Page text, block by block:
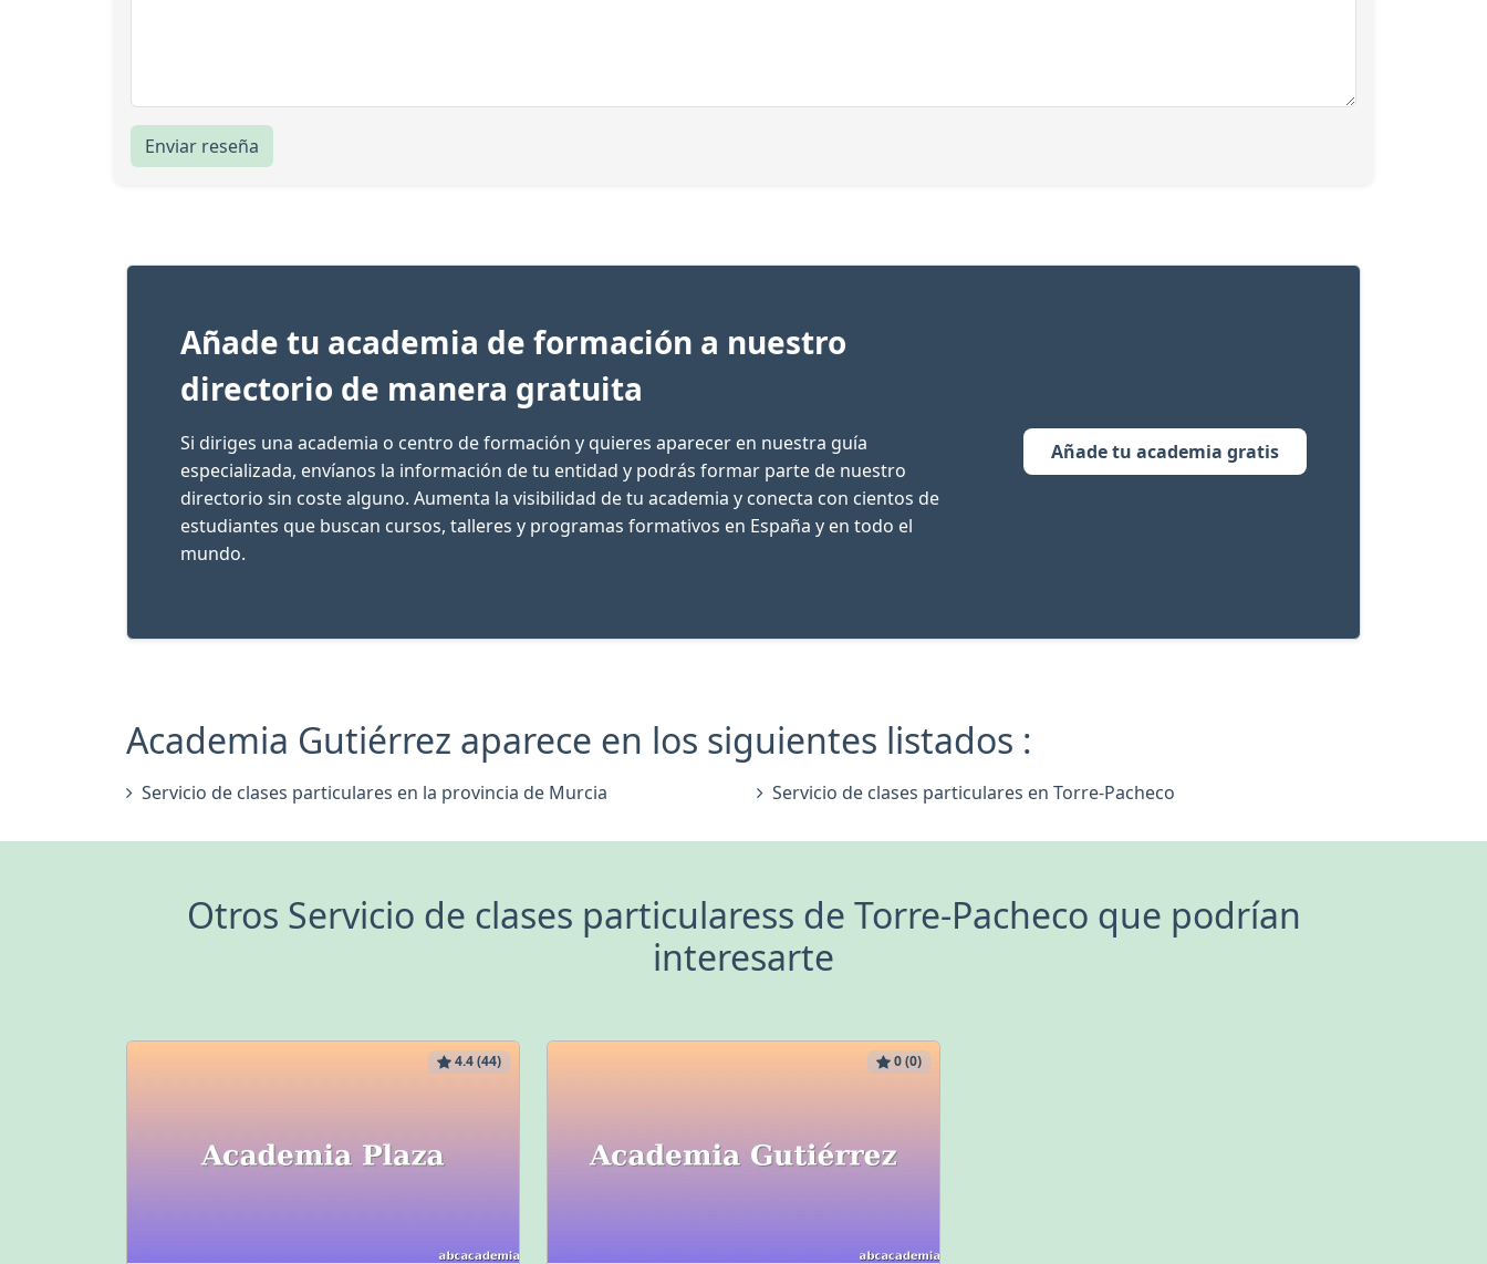
Enviar reseña
Añade tu academia de formación a nuestro
directorio de manera gratuita
Si diriges una academia o centro de formación y quieres aparecer en nuestra guía
especializada, envíanos la información de tu entidad y podrás formar parte de nuestro
directorio sin coste alguno. Aumenta la visibilidad de tu academia y conecta con cientos de
estudiantes que buscan cursos, talleres y programas formativos en España y en todo el
mundo.
Añade tu academia gratis
Academia Gutiérrez aparece en los siguientes listados :
Servicio de clases particulares en la provincia de Murcia Servicio de clases particulares en Torre-Pacheco
Otros Servicio de clases particularess de Torre-Pacheco que podrían
interesarte
4.4 (44) 0 (0)